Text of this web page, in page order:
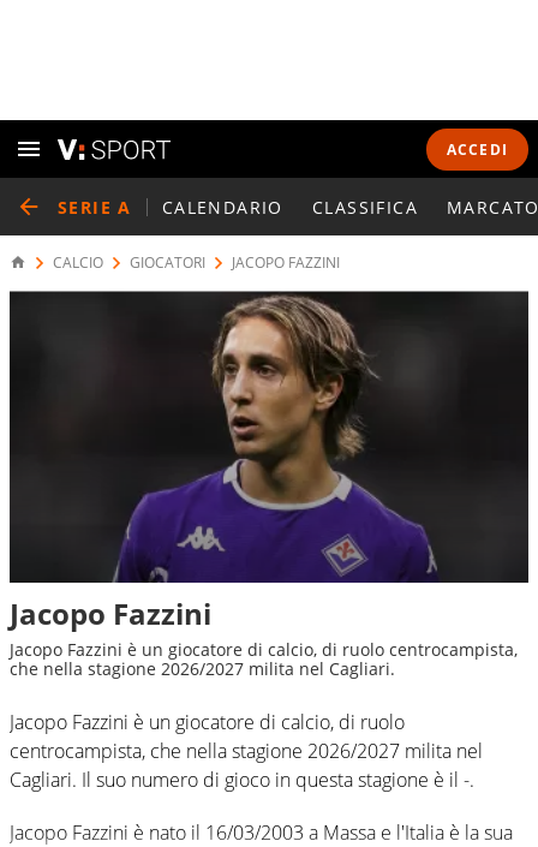
ACCEDI
SERIE A CALENDARIO CLASSIFICA
CALCIO GIOCATORI JACOPO FAZZINI
Jacopo Fazzini
Jacopo Fazzini è un giocatore di calcio, di ruolo centrocampista,
che nella stagione 2026/2027 milita nel Cagliari.
Jacopo Fazzini è un giocatore di calcio, di ruolo
centrocampista, che nella stagione 2026/2027 milita nel
Cagliari. Il suo numero di gioco in questa stagione è il -.
Jacopo Fazzini è nato il 16/03/2003 a Massa e l'Italia è la sua